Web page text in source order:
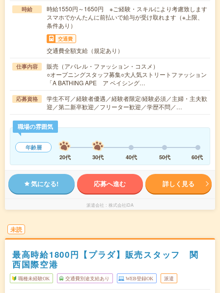
時給
時給1550円～1650円 ※ご経験・スキルにより考慮致します
スマホでかんたんに前払いで給与が受け取れます（※上限、
条件あり）
交通費
交通費全額支給（規定あり）
仕事内容
販売（アパレル・ファッション・コスメ）
○オープニングスタッフ募集○大人気ストリートファッション
「A BATHING APE ア ベイシング…
応募資格
学生不可／経験者優遇／経験者限定/経験必須／主婦・主夫歓
迎／第二新卒歓迎／フリーター歓迎／学歴不問／…
職場の雰囲気
年齢層
20代
30代 40代 50代 60代
気になる! 応募へ進む 詳しく見る
派遣会社 株式会社iDA
未読
最高時給1800円【プラダ】販売スタッフ 関
西国際空港
職種未経験OK 交通費別途支給あり WEB登録OK 派遣